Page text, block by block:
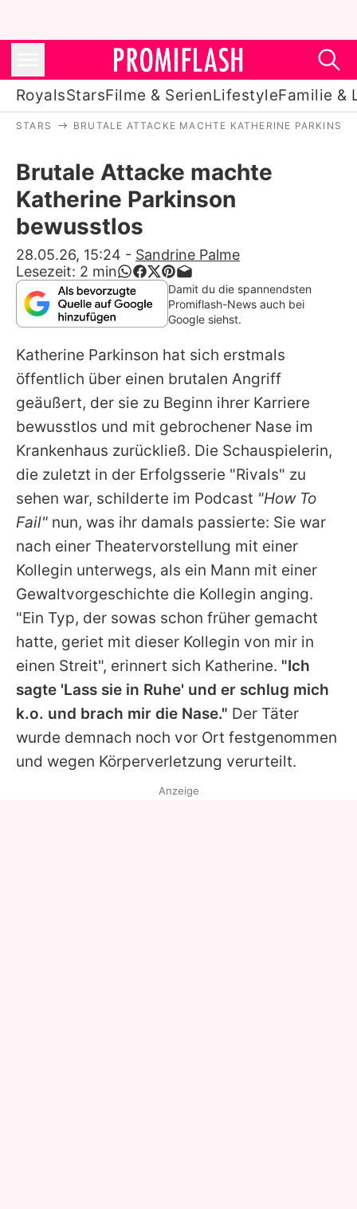
RoyalsStarsFilme & SerienLifestyleFamilie &
Stars
Filme & Serien
Lifestyle
Familie & Liebe
Promiflash Exklusiv
Alle Themen auf Promiflash
Jobs
App runterladen
Team
Redaktionelle Richtlinien
Impressum
Datenschutzerklärung
Nutzungsbedingungen
Utiq verwalten
STARS BRUTALE ATTACKE MACHTE KATHERINE
Brutale Attacke machte
Katherine Parkinson
bewusstlos
28.05.26, 15:24 - Sandrine Palme
Lesezeit: 2 min
Damit du die spannendsten
Promiflash-News auch bei
Google siehst.
Katherine Parkinson hat sich erstmals
öffentlich über einen brutalen Angriff
geäußert, der sie zu Beginn ihrer Karriere
bewusstlos und mit gebrochener Nase im
Krankenhaus zurückließ. Die Schauspielerin,
die zuletzt in der Erfolgsserie "Rivals" zu
sehen war, schilderte im Podcast "How To
Fail" nun, was ihr damals passierte: Sie war
nach einer Theatervorstellung mit einer
Kollegin unterwegs, als ein Mann mit einer
Gewaltvorgeschichte die Kollegin anging.
"Ein Typ, der sowas schon früher gemacht
hatte, geriet mit dieser Kollegin von mir in
einen Streit", erinnert sich Katherine. "Ich
sagte 'Lass sie in Ruhe' und er schlug mich
k.o. und brach mir die Nase." Der Täter
wurde demnach noch vor Ort festgenommen
und wegen Körperverletzung verurteilt.
Anzeige